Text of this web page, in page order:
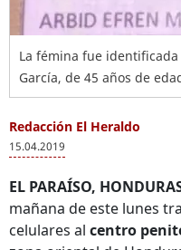
La fémina fue
García, de 45 años de
Redacción El Heraldo
15.04.2019
EL PARAÍSO,
mañana de este lunes
celulares al centro